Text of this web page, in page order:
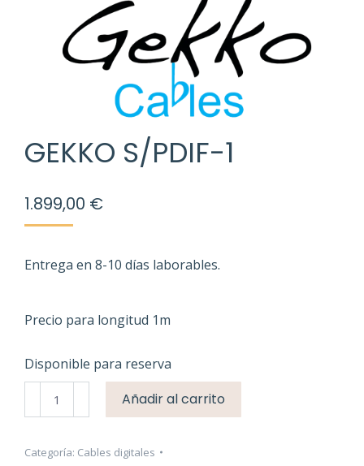
GEKKO S/PDIF-1
1.899,00 €
Entrega en 8-10 días laborables.
Precio para longitud 1m
Disponible para reserva
S/PDIF-
cantidad
Añadir al carrito
Categoría: Cables digitales